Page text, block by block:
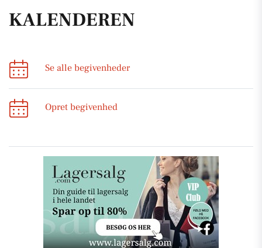
KALENDEREN
Se alle begivenheder
Opret begivenhed